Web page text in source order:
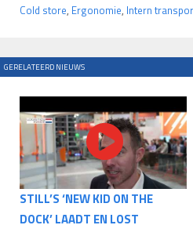
Cold store, Ergonomie, Intern
GERELATEERD NIEUWS
STILL’S ‘NEW KID ON THE
DOCK’ LAADT EN LOST